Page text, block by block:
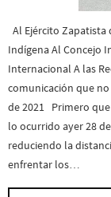
Al Ejército Zapatista
Indígena Al Concejo
Internacional A las
comunicación que
de 2021 Primero
lo ocurrido ayer 28
reduciendo la
enfrentar los…